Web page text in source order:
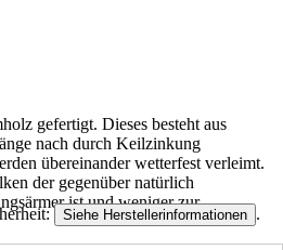
gefertigt. Dieses besteht aus
nach durch Keilzinkung
übereinander wetterfest verleimt.
der gegenüber natürlich
ist und weniger zur
Siehe Herstellerinformationen .